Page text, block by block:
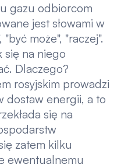
gazu odbiorcom
jest słowami w
może", "raczej".
się na niego
Dlaczego?
rosyjskim prowadzi
dostaw energii, a to
się na
zatem kilku
ewentualnemu